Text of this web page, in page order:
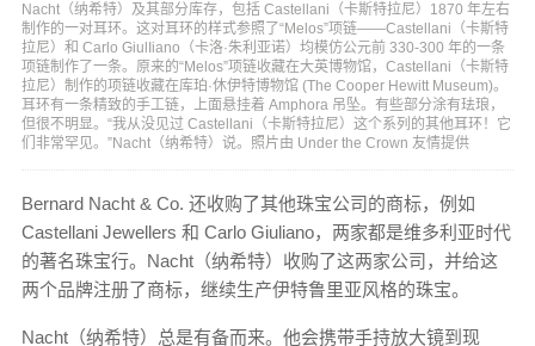
Nacht（纳希特）及其部分库存，包括 Castellani（卡斯特拉尼）1870 年左右
制作的一对耳环。这对耳环的样式参照了“Melos”项链——Castellani（卡斯特
拉尼）和 Carlo GiulIiano（卡洛·朱利亚诺）均模仿公元前 330-300 年的一条
项链制作了一条。原来的“Melos”项链收藏在大英博物馆，Castellani（卡斯特
拉尼）制作的项链收藏在库珀·休伊特博物馆 (The Cooper Hewitt Museum)。
耳环有一条精致的手工链，上面悬挂着 Amphora 吊坠。有些部分涂有珐琅，
但很不明显。“我从没见过 Castellani（卡斯特拉尼）这个系列的其他耳环！它
们非常罕见。”Nacht（纳希特）说。照片由 Under the Crown 友情提供
Bernard Nacht & Co. 还收购了其他珠宝公司的商标，例如
Castellani Jewellers 和 Carlo Giuliano，两家都是维多利亚时代
的著名珠宝行。Nacht（纳希特）收购了这两家公司，并给这
两个品牌注册了商标，继续生产伊特鲁里亚风格的珠宝。
Nacht（纳希特）总是有备而来。他会携带手持放大镜到现